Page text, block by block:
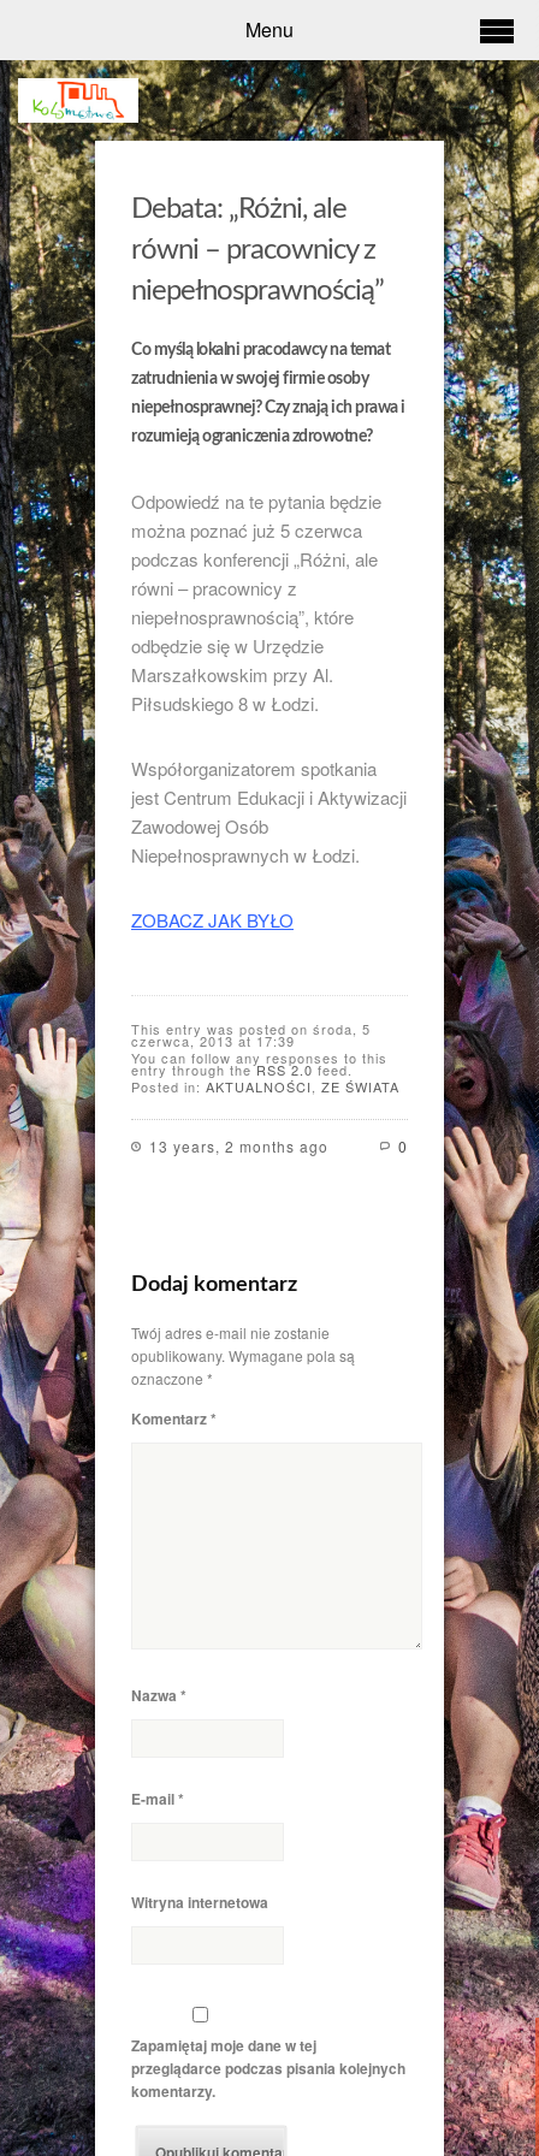
Menu
Debata: „Różni, ale
równi – pracownicy z
niepełnosprawnością”
Co myślą lokalni pracodawcy na temat
zatrudnienia w swojej firmie osoby
niepełnosprawnej? Czy znają ich prawa i
rozumieją ograniczenia zdrowotne?
Odpowiedź na te pytania będzie
można poznać już 5 czerwca
podczas konferencji „Różni, ale
równi – pracownicy z
niepełnosprawnością”, które
odbędzie się w Urzędzie
Marszałkowskim przy Al.
Piłsudskiego 8 w Łodzi.
Współorganizatorem spotkania
jest Centrum Edukacji i Aktywizacji
Zawodowej Osób
Niepełnosprawnych w Łodzi.
ZOBACZ JAK BYŁO
This entry was posted on środa, 5
czerwca, 2013 at 17:39
You can follow any responses to this
entry through theRSS 2.0feed.
Posted in: AKTUALNOŚCI ZE ŚWIATA
13 years, 2 months ago 0
Dodaj komentarz
Twój adres e-mail nie zostanie
opublikowany. Wymagane pola są
oznaczone *
Komentarz*
Nazwa *
E-mail*
Witryna internetowa
Zapamiętaj moje dane w tej
przeglądarce podczas pisania kolejnych
komentarzy.